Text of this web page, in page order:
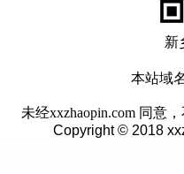
新
本站域
未经xxzhaopin.com 同意
Copyright © 2018